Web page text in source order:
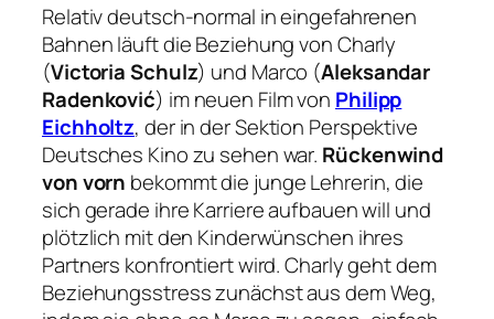
Relativ deutsch-normal in eingefahrenen
Bahnen läuft die Beziehung von Charly
(Victoria Schulz) und Marco (Aleksandar
Radenković) im neuen Film von Philipp
Eichholtz, der in der Sektion Perspektive
Deutsches Kino zu sehen war. Rückenwind
von vorn bekommt die junge Lehrerin, die
sich gerade ihre Karriere aufbauen will und
plötzlich mit den Kinderwünschen ihres
Partners konfrontiert wird. Charly geht dem
Beziehungsstress zunächst aus dem Weg,